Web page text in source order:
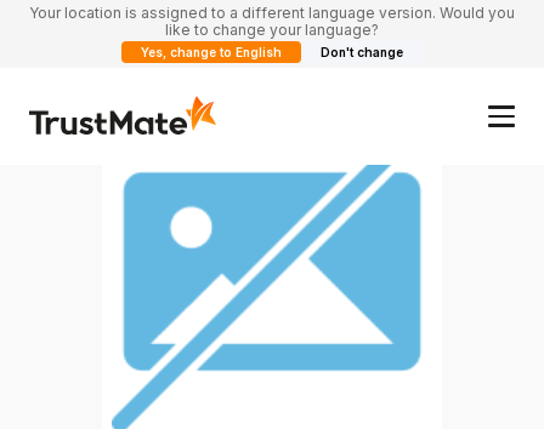
Your location is assigned to a different language version. Would you
like to change your language?
Yes, change to English Don't change